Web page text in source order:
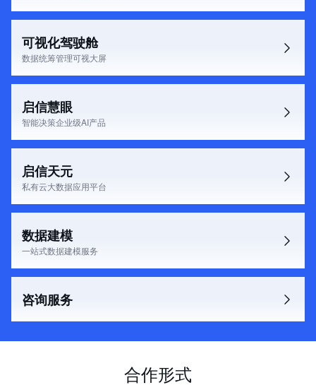
可视化驾驶舱
数据统筹管理可视大屏
启信慧眼
智能决策企业级AI产品
启信天元
私有云大数据应用平台
数据建模
一站式数据建模服务
咨询服务
合作形式